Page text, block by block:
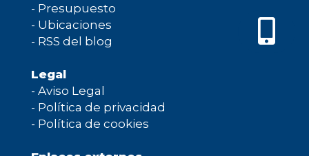
- Presupuesto
- Ubicaciones
- RSS del blog
Legal
- Aviso Legal
- Política de privacidad
- Política de cookies